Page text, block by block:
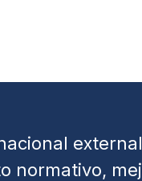
normativo,